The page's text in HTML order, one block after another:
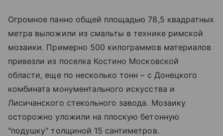
Огромное панно общей площадью 78,5 квадратных
метра выложили из смальты в технике римской
мозаики. Примерно 500 килограммов материалов
привезли из поселка Костино Московской
области, еще по несколько тонн – с Донецкого
комбината монументального искусства и
Лисичанского стекольного завода. Мозаику
осторожно уложили на плоскую бетонную
"подушку" толщиной 15 сантиметров.